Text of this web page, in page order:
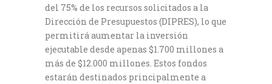
del 75% de los recursos solicitados a la
Dirección de Presupuestos (DIPRES), lo que
permitirá aumentar la inversión
ejecutable desde apenas $1.700 millones a
más de $12.000 millones. Estos fondos
estarán destinados principalmente a